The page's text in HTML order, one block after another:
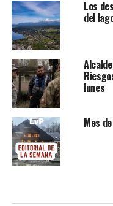
Los
del
lunes
Mes